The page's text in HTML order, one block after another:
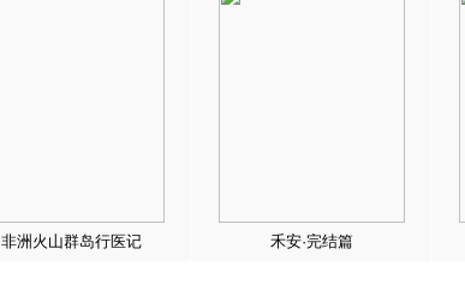
非洲火山群岛行医记 禾安·完结篇